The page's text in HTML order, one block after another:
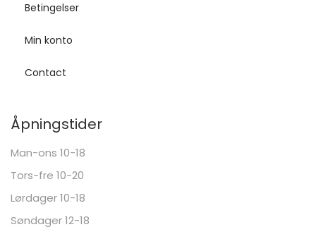
Betingelser
Min konto
Contact
Åpningstider
Man-ons 10-18
Tors-fre 10-20
Lørdager 10-18
Søndager 12-18